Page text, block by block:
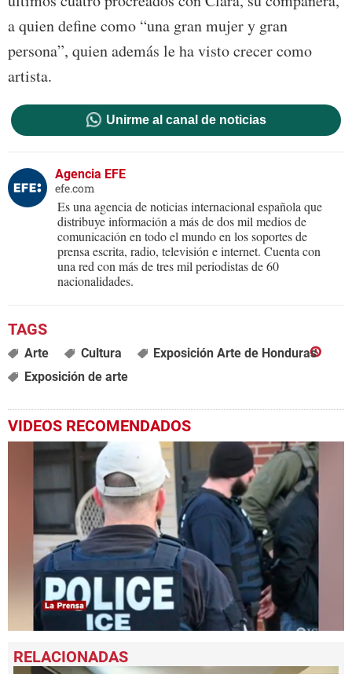
a quien define como “una gran mujer y gran
persona”, quien además le ha visto crecer como
artista.
Unirme al canal de noticias
Agencia EFE
efe.com
Es una agencia de noticias internacional española que
distribuye información a más de dos mil medios de
comunicación en todo el mundo en los soportes de
prensa escrita, radio, televisión e internet. Cuenta con
una red con más de tres mil periodistas de 60
nacionalidades.
Arte Cultura
Exposición Arte de Honduras
Exposición de arte
VIDEOS RECOMENDADOS
seconds
of